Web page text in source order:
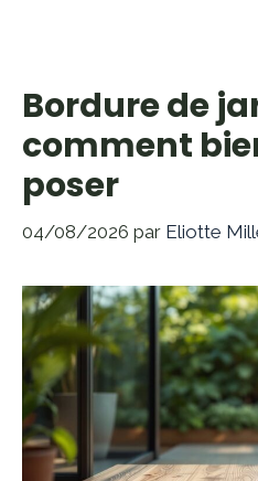
Bordure de
comment
poser
04/08/2026 par Eliotte